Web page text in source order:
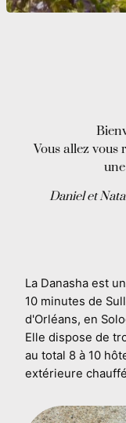
Vous allez vous
Daniel et
La Danasha est
10 minutes de
d'Orléans, en
Elle dispose de
au total 8 à 10
extérieure